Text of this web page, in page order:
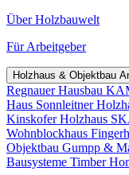
Über Holzbauwelt
Für Arbeitgeber
Holzhaus & Objektbau
Regnauer Hausbau
Haus Sonnleitner
Kinskofer Holzhaus
Wohnblockhaus
Objektbau Gumpp &
Bausysteme Timber